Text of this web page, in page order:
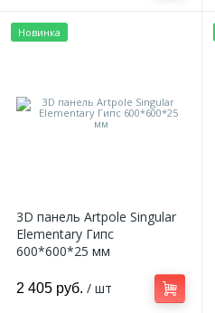
Новинка
3D панель Artpole Singular
Elementary Гипс
600*600*25 мм
2 405 руб. / шт